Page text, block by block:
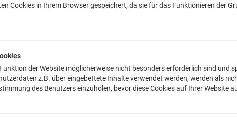
Artikelnummer: TLM2293KT
Egal ob
originellen
Cookies in Ihrem Browser gespeichert, da sie für das Funktionieren der
der Website möglicherweise nicht besonders erforderlich sind und
z.B. über eingebettete Inhalte verwendet werden, werden als
des Benutzers einzuholen, bevor diese Cookies auf Ihrer Website